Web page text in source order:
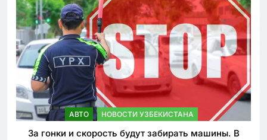
АВТО НОВОСТИ УЗБЕКИСТАНА
За гонки и скорость будут забирать машины. В